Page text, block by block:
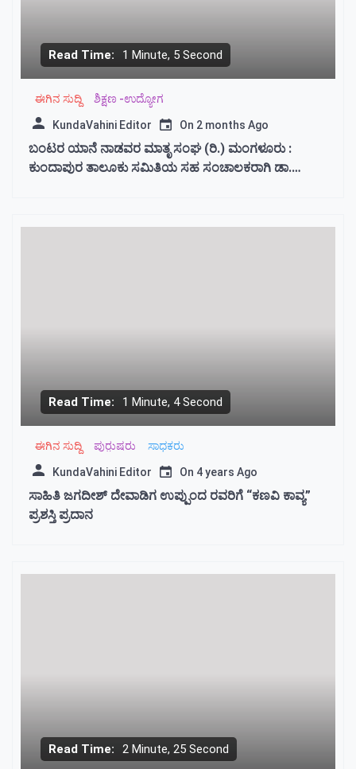
Read Time: 1 Minute, 5 Second
ಈಗಿನ ಸುದ್ದಿ ಶಿಕ್ಷಣ -ಉದ್ಯೋಗ
KundaVahini Editor On 2 months Ago
ಬಂಟರ ಯಾನೆ ನಾಡವರ ಮಾತೃ ಸಂಘ (ರಿ.) ಮಂಗಳೂರು :
ಕುಂದಾಪುರ ತಾಲೂಕು ಸಮಿತಿಯ ಸಹ ಸಂಚಾಲಕರಾಗಿ ಡಾ.
Read Time: 1 Minute, 4 Second
ಈಗಿನ ಸುದ್ದಿ ಪುರು಼ಷರು ಸಾಧಕರು
KundaVahini Editor On 4 years Ago
ಸಾಹಿತಿ ಜಗದೀಶ್ ದೇವಾಡಿಗ ಉಪ್ಪುಂದ ರವರಿಗೆ “ಕಣವಿ ಕಾವ್ಯ”
ಪ್ರಶಸ್ತಿ ಪ್ರದಾನ
Read Time: 2 Minute, 25 Second